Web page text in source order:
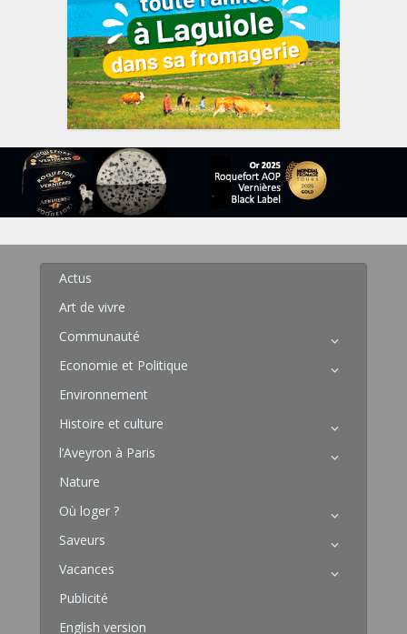
Actus
Art de vivre
Communauté
Economie et Politique
Environnement
Histoire et culture
l’Aveyron à Paris
Nature
Où loger ?
Saveurs
Vacances
Publicité
English version